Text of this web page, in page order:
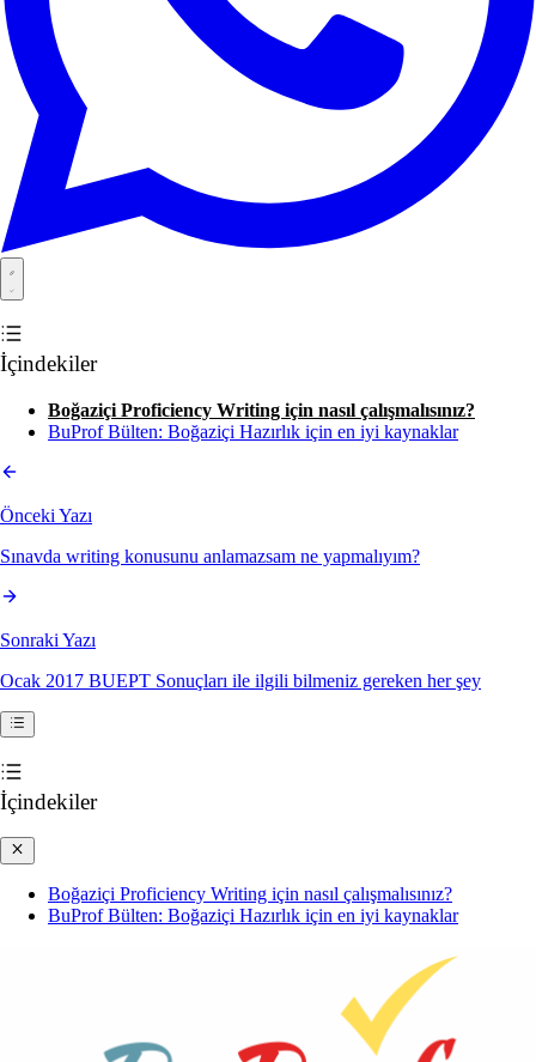
İçindekiler
Boğaziçi Proficiency Writing için nasıl çalışmalısınız?
BuProf Bülten: Boğaziçi Hazırlık için en iyi kaynaklar
Önceki Yazı
Sınavda writing konusunu anlamazsam ne yapmalıyım?
Sonraki Yazı
Ocak 2017 BUEPT Sonuçları ile ilgili bilmeniz gereken her şey
İçindekiler
Boğaziçi Proficiency Writing için nasıl çalışmalısınız?
BuProf Bülten: Boğaziçi Hazırlık için en iyi kaynaklar